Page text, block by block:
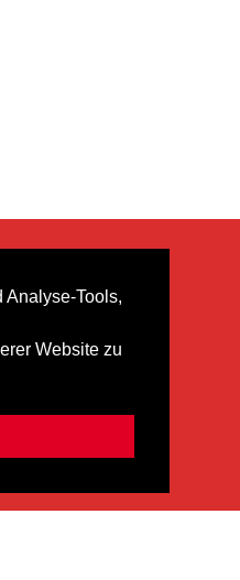
Tools,
Website zu